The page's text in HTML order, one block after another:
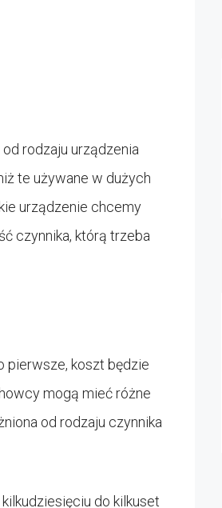
rodzaju urządzenia
te używane w dużych
urządzenie chcemy
czynnika, którą trzeba
pierwsze, koszt będzie
mogą mieć różne
od rodzaju czynnika
do kilkuset